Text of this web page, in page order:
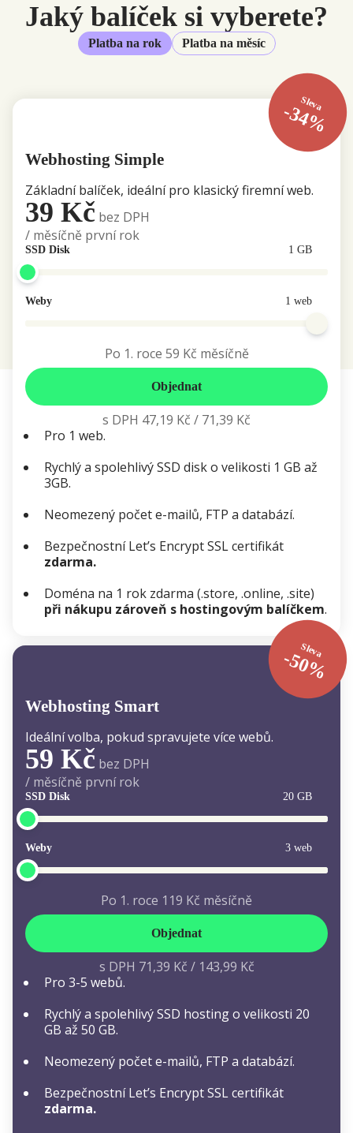
Jaký balíček si vyberete?
Platba na rok Platba na měsíc
Sleva
-34%
Webhosting Simple
Základní balíček, ideální pro klasický firemní web.
39 Kč bez DPH
/ měsíčně první rok
SSD Disk 1 GB
Weby 1 web
Po 1. roce 59 Kč měsíčně
Objednat
s DPH 47,19 Kč / 71,39 Kč
Pro 1 web.
Rychlý a spolehlivý SSD disk o velikosti 1 GB až
3GB.
Neomezený počet e-mailů, FTP a databází.
Bezpečnostní Let’s Encrypt SSL certifikát
zdarma.
Doména na 1 rok zdarma (.store, .online, .site)
při nákupu zároveň s hostingovým balíčkem.
Sleva
-50%
Webhosting Smart
Ideální volba, pokud spravujete více webů.
59 Kč bez DPH
/ měsíčně první rok
SSD Disk 20 GB
Weby 3 web
Po 1. roce 119 Kč měsíčně
Objednat
s DPH 71,39 Kč / 143,99 Kč
Pro 3-5 webů.
Rychlý a spolehlivý SSD hosting o velikosti 20
GB až 50 GB.
Neomezený počet e-mailů, FTP a databází.
Bezpečnostní Let’s Encrypt SSL certifikát
zdarma.